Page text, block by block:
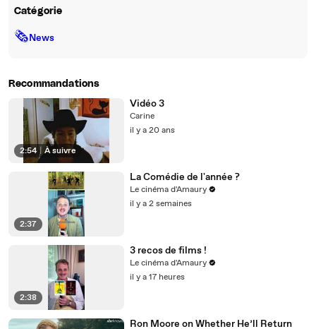
Catégorie
🗞News
Recommandations
2:54 | À suivre
Vidéo 3
Carine
il y a 20 ans
2:37
La Comédie de l'année ?
Le cinéma d'Amaury
il y a 2 semaines
2:38
3 recos de films !
Le cinéma d'Amaury
il y a 17 heures
Ron Moore on Whether He’ll Return